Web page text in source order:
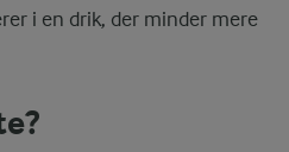
i en drik, der minder mere